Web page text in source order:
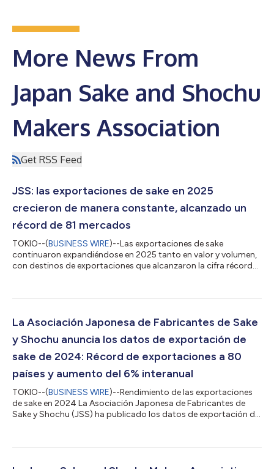
More News From
Japan Sake and Shochu
Makers Association
Get RSS Feed
JSS: las exportaciones de sake en 2025
crecieron de manera constante, alcanzado un
récord de 81 mercados
TOKIO--(BUSINESS WIRE)--Las exportaciones de sake
continuaron expandiéndose en 2025 tanto en valor y volumen,
con destinos de exportaciones que alcanzaron la cifra récord
mientras que el volumen de las exportaciones subió un 8 %
cajas de 9 litros), lo que marcó el segundo mejor resultado de
exportaciones que se...
La Asociación Japonesa de Fabricantes de Sake
y Shochu anuncia los datos de exportación de
sake de 2024: Récord de exportaciones a 80
países y aumento del 6% interanual
TOKIO--(BUSINESS WIRE)--Rendimiento de las exportaciones
de sake en 2024 La Asociación Japonesa de Fabricantes de
Sake y Shochu (JSS) ha publicado los datos de exportación de
respecto al año anterior, con 3,45 millones de cajas (que